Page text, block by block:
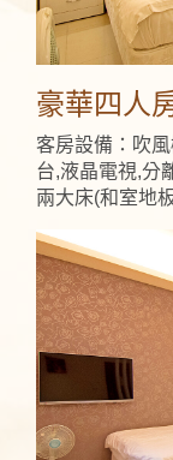
豪華四人
客房設備：吹
台,液晶電視,分
兩大床(和室地